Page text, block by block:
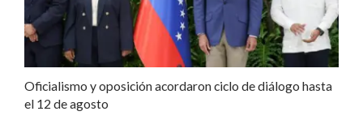
Oficialismo y oposición acordaron ciclo de diálogo hasta
el 12 de agosto